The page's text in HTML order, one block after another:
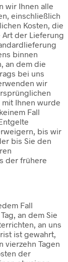
wir Ihnen alle
einschließlich
Kosten, die
Art der Lieferung
binnen
an dem die
bei uns
wir
Ihnen wurde
Fall
bis wir
bis Sie den
der frühere
Fall
an dem Sie
an uns
ist gewahrt,
vierzehn Tagen
der